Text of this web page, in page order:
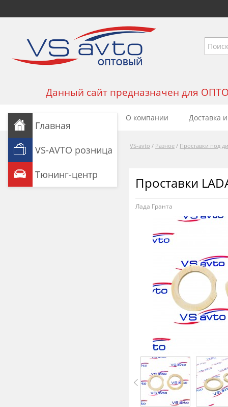
Данный сайт предназначен для
О компании Доставка
VS-avto / Разное / Проставки под
Главная
VS-AVTO розница
Тюнинг-центр
Проставки
Лада Гранта